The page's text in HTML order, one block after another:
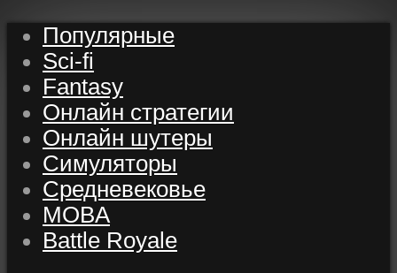
Популярные
Sci-fi
Fantasy
Онлайн стратегии
Онлайн шутеры
Симуляторы
Средневековье
MOBA
Battle Royale